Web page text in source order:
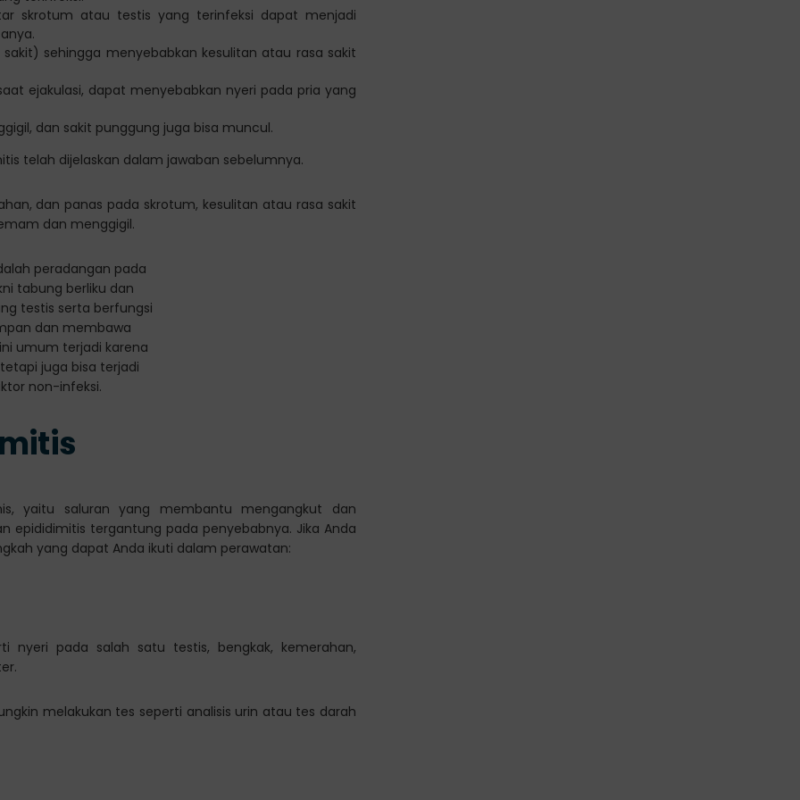
skrotum atau testis yang terinfeksi dapat menjadi
sehingga menyebabkan kesulitan atau rasa sakit
ejakulasi, dapat menyebabkan nyeri pada pria yang
dan sakit punggung juga bisa muncul.
telah dijelaskan dalam jawaban sebelumnya.
dan panas pada skrotum, kesulitan atau rasa sakit
dan menggigil.
yaitu saluran yang membantu mengangkut dan
epididimitis tergantung pada penyebabnya. Jika Anda
yang dapat Anda ikuti dalam perawatan:
nyeri pada salah satu testis, bengkak, kemerahan,
melakukan tes seperti analisis urin atau tes darah